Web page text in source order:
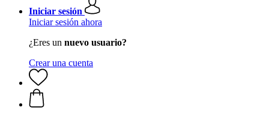
Iniciar sesión
Iniciar sesión ahora
¿Eres un nuevo usuario?
Crear una cuenta